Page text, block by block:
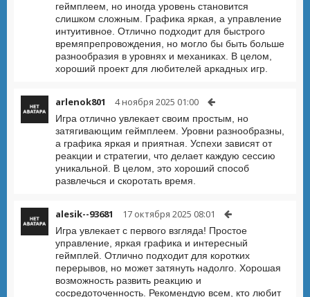
геймплеем, но иногда уровень становится
слишком сложным. Графика яркая, а управление
интуитивное. Отлично подходит для быстрого
времяпрепровождения, но могло бы быть больше
разнообразия в уровнях и механиках. В целом,
хороший проект для любителей аркадных игр.
arlenok801 4 ноября 2025 01:00
Игра отлично увлекает своим простым, но
затягивающим геймплеем. Уровни разнообразны,
а графика яркая и приятная. Успехи зависят от
реакции и стратегии, что делает каждую сессию
уникальной. В целом, это хороший способ
развлечься и скоротать время.
alesik--93681 17 октября 2025 08:01
Игра увлекает с первого взгляда! Простое
управление, яркая графика и интересный
геймплей. Отлично подходит для коротких
перерывов, но может затянуть надолго. Хорошая
возможность развить реакцию и
сосредоточенность. Рекомендую всем, кто любит